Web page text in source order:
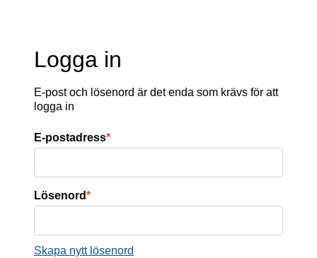
Logga in
E-post och lösenord är det enda som krävs för att
logga in
E-postadress*
Lösenord*
Skapa nytt lösenord